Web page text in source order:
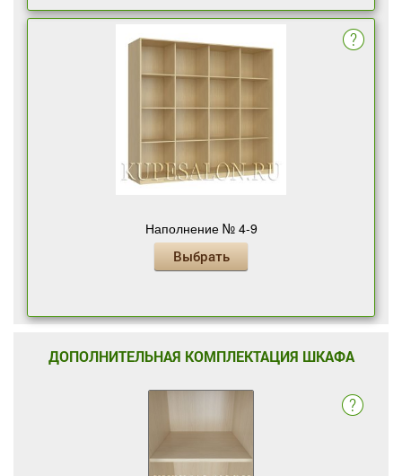
Наполнение № 4-9
Выбрать
ДОПОЛНИТЕЛЬНАЯ КОМПЛЕКТАЦИЯ ШКАФА